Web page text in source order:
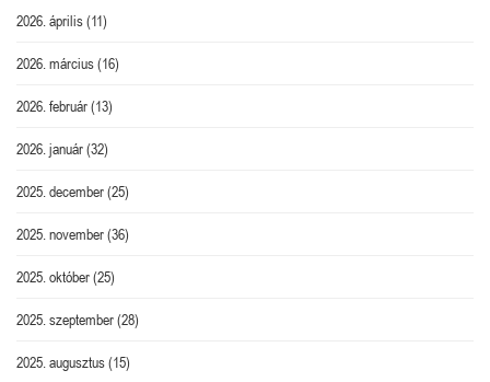
2026. április(11)
2026. március(16)
2026. február(13)
2026. január(32)
2025. december(25)
2025. november(36)
2025. október(25)
2025. szeptember(28)
2025. augusztus(15)